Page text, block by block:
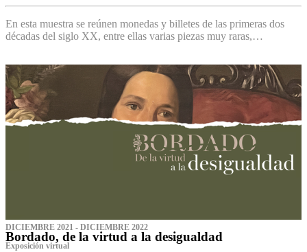
En esta muestra se reúnen monedas y billetes de las primeras dos
décadas del siglo XX, entre ellas varias piezas muy raras,…
DICIEMBRE 2021 - DICIEMBRE 2022
Bordado, de la virtud a la desigualdad
Exposición virtual‌